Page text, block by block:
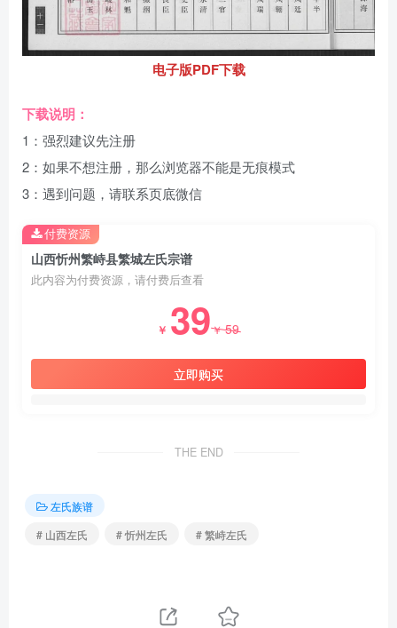
电子版PDF下载
下载说明：
1：强烈建议先注册
2：如果不想注册，那么浏览器不能是无痕模式
3：遇到问题，请联系页底微信
山西忻州繁峙县繁城左氏宗谱
此内容为付费资源，请付费后查看
￥ 39￥59
立即购买
付费资源
THE END
左氏族谱
# 山西左氏
# 忻州左氏 # 繁峙左氏